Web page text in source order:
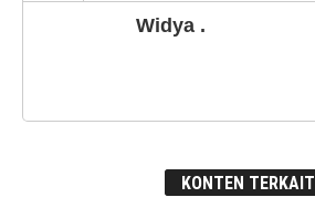
Widya .
KONTEN TERKAIT